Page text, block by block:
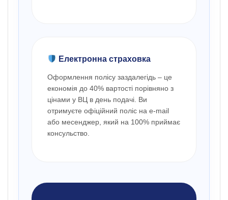
Електронна страховка
Оформлення полісу заздалегідь – це
економія до 40% вартості порівняно з
цінами у ВЦ в день подачі. Ви
отримуєте офіційний поліс на e-mail
або месенджер, який на 100% приймає
консульство.